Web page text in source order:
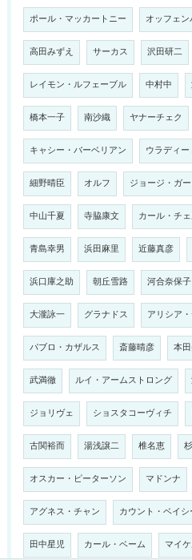
ポール・マッカートニー オッフェン
高田みずえ サーカス 沢田研二
レイモン・ルフェーブル 中村中
橋本一子 南沙織 ヤナーチェク
キャシー・バーベリアン ウラディ
細野晴臣 オルフ ジョージ・ガ
中山千夏 寺脇康文 カール・チ
青島幸男 浜田麻里 近藤真彦
浜口庫之助 朝丘雪路 河合奈保子
大瀧詠一 グラナドス アリシア
パブロ・カザルス 斎藤晴彦 本
武満徹 ルイ・アームストロング
ジョリヴェ ショスタコーヴィチ
古関裕而 湯浅譲二 椎名恵
オスカー・ピーターソン マドンナ
アグネス・チャン カウント・ベイシ
田中星児 カール・ベーム マイ